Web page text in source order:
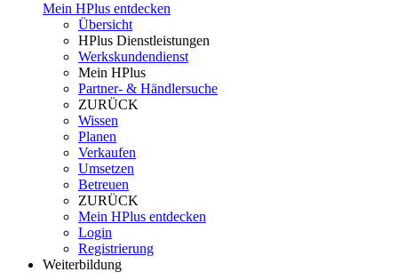
Mein HPlus entdecken
Übersicht
HPlus Dienstleistungen
Werkskundendienst
Mein HPlus
Partner- & Händlersuche
ZURÜCK
Wissen
Planen
Verkaufen
Umsetzen
Betreuen
ZURÜCK
Mein HPlus entdecken
Login
Registrierung
Weiterbildung